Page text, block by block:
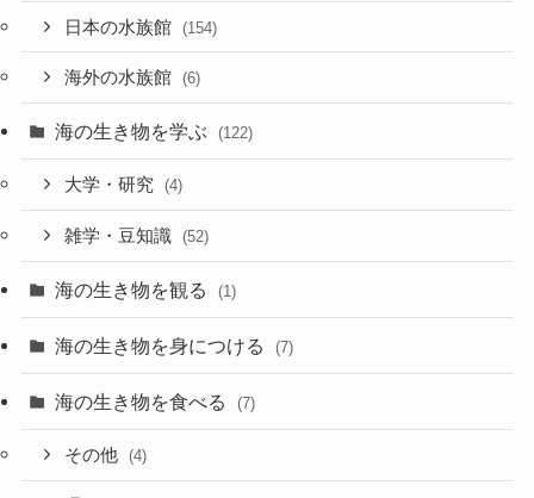
日本の水族館 (154)
海外の水族館 (6)
海の生き物を学ぶ (122)
大学・研究 (4)
雑学・豆知識 (52)
海の生き物を観る (1)
海の生き物を身につける (7)
海の生き物を食べる (7)
その他 (4)